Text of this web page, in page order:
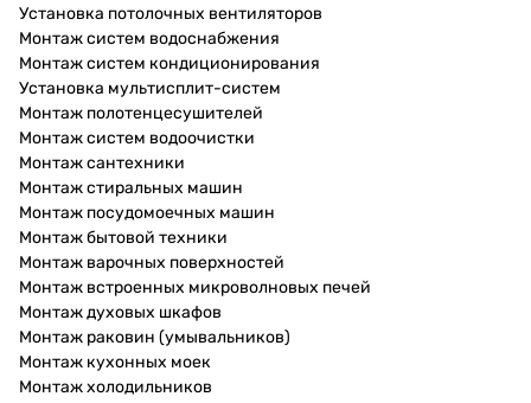
Установка потолочных вентиляторов
Монтаж систем водоснабжения
Монтаж систем кондиционирования
Установка мультисплит-систем
Монтаж полотенцесушителей
Монтаж систем водоочистки
Монтаж сантехники
Монтаж стиральных машин
Монтаж посудомоечных машин
Монтаж бытовой техники
Монтаж варочных поверхностей
Монтаж встроенных микроволновых печей
Монтаж духовых шкафов
Монтаж раковин (умывальников)
Монтаж кухонных моек
Монтаж холодильников